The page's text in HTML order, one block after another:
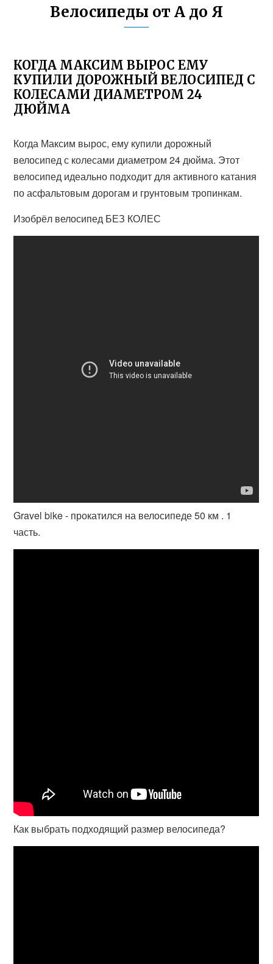
Велосипеды от А до Я
КОГДА МАКСИМ ВЫРОС ЕМУ
КУПИЛИ ДОРОЖНЫЙ ВЕЛОСИПЕД С
КОЛЕСАМИ ДИАМЕТРОМ 24
ДЮЙМА
Когда Максим вырос, ему купили дорожный
велосипед с колесами диаметром 24 дюйма. Этот
велосипед идеально подходит для активного катания
по асфальтовым дорогам и грунтовым тропинкам.
Изобрёл велосипед БЕЗ КОЛЕС
Gravel bike - прокатился на велосипеде 50 км . 1
часть.
Как выбрать подходящий размер велосипеда?